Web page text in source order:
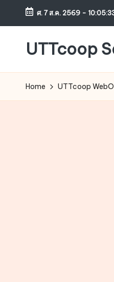
Skip
content
ศ. 7 ส.ค. 2569 -
UTTcoop
Home UTTcoop